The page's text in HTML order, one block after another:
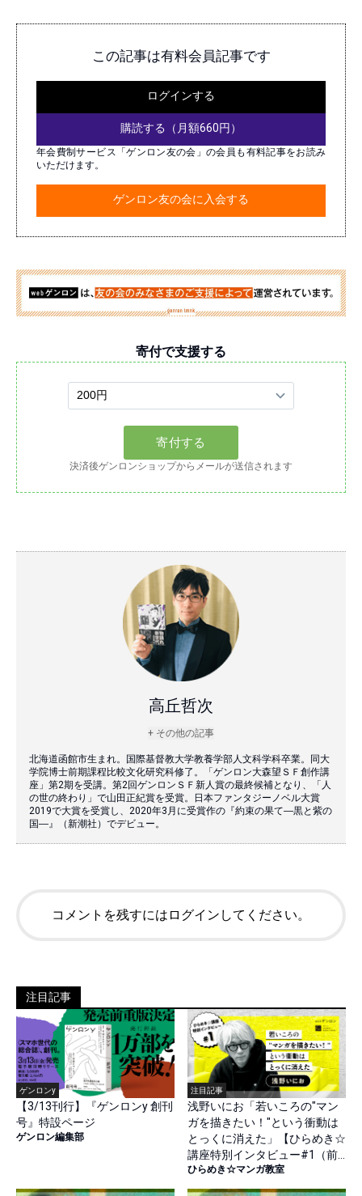
この記事は有料会員記事です
ログインする
購読する（月額660円）
年会費制サービス「ゲンロン友の会」の会員も有料記事をお読み
いただけます。
ゲンロン友の会に入会する
寄付で支援する
決済後ゲンロンショップからメールが送信されます
高丘哲次
+ その他の記事
北海道函館市生まれ。国際基督教大学教養学部人文科学科卒業。同大
学院博士前期課程比較文化研究科修了。「ゲンロン大森望ＳＦ創作講
座」第2期を受講。第2回ゲンロンＳＦ新人賞の最終候補となり、「人
の世の終わり」で山田正紀賞を受賞。日本ファンタジーノベル大賞
2019で大賞を受賞し、2020年3月に受賞作の『約束の果て―黒と紫の
国―』（新潮社）でデビュー。
コメントを残すにはログインしてください。
注目記事
ゲンロンy
【3/13刊行】『ゲンロンy 創刊
号』特設ページ
ゲンロン編集部
注目記事
浅野いにお「若いころの"マン
ガを描きたい！"という衝動は
とっくに消えた」【ひらめき☆
講座特別インタビュー#1（前
篇）】
ひらめき☆マンガ教室